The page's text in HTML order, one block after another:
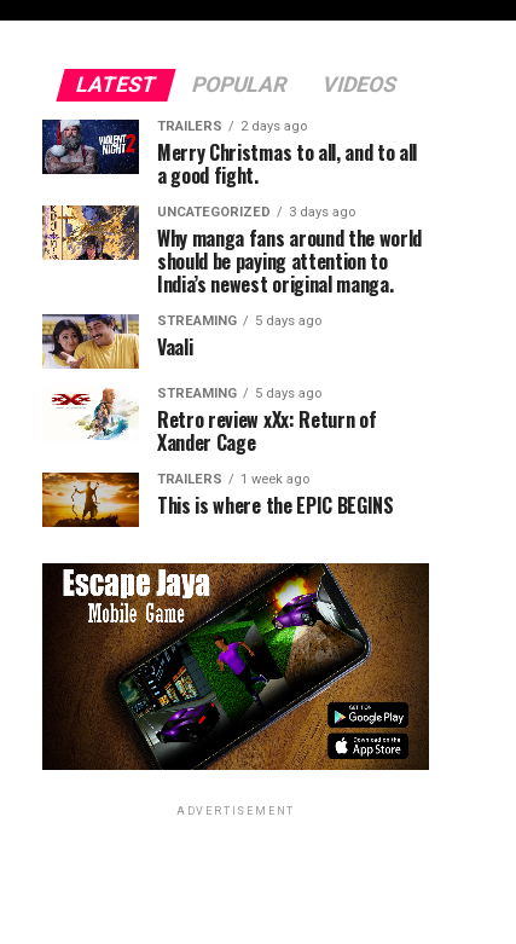
LATEST POPULAR VIDEOS
TRAILERS 2 days ago
Merry Christmas to all, and to all
a good fight.
UNCATEGORIZED 3 days ago
Why manga fans around the world
should be paying attention to
India’s newest original manga.
STREAMING 5 days ago
Vaali
STREAMING 5 days ago
Retro review xXx: Return of
Xander Cage
TRAILERS 1 week ago
This is where the EPIC BEGINS
ADVERTISEMENT